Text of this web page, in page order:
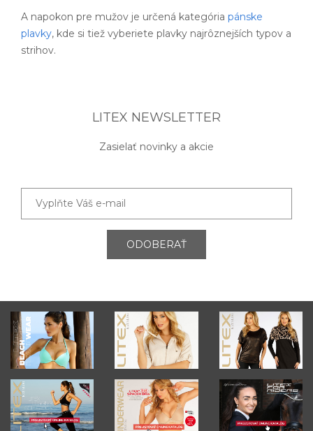
A napokon pre mužov je určená kategória pánske
plavky, kde si tiež vyberiete plavky najrôznejších typov a
strihov.
LITEX NEWSLETTER
Zasielať novinky a akcie
ODOBERAŤ